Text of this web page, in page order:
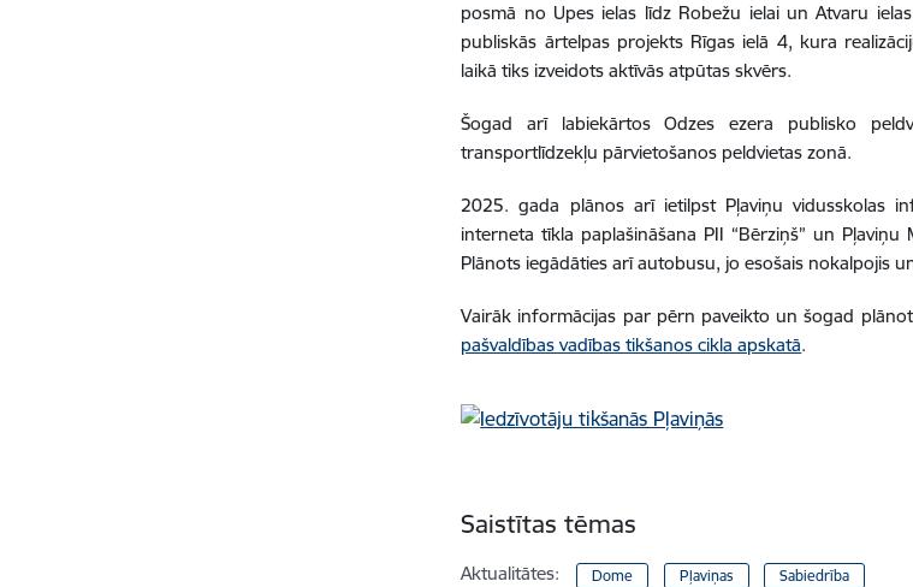
posmā no Upes ielas līdz Robežu ielai un Atvaru
publiskās ārtelpas projekts Rīgas ielā 4, kura
laikā tiks izveidots aktīvās atpūtas skvērs.
Šogad arī labiekārtos Odzes ezera publisko
transportlīdzekļu pārvietošanos peldvietas zonā.
2025. gada plānos arī ietilpst Pļaviņu vidusskolas
interneta tīkla paplašināšana PII “Bērziņš” un
Plānots iegādāties arī autobusu, jo esošais nokalpojis
Vairāk informācijas par pērn paveikto un šogad
pašvaldības vadības tikšanos cikla apskatā.
Saistītas tēmas
Aktualitātes: Dome Pļaviņas Sabiedrība